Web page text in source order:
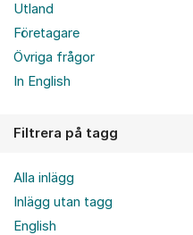
Utland
Företagare
Övriga frågor
In English
Filtrera på tagg
Alla inlägg
Inlägg utan tagg
English